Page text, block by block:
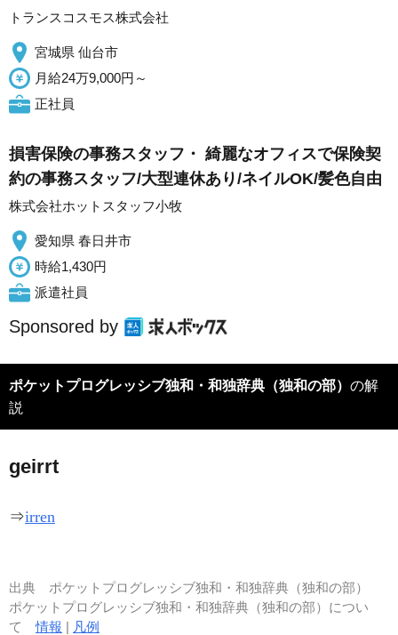
トランスコスモス株式会社
宮城県 仙台市
月給24万9,000円～
正社員
損害保険の事務スタッフ・ 綺麗なオフィスで保険契
約の事務スタッフ/大型連休あり/ネイルOK/髪色自由
株式会社ホットスタッフ小牧
愛知県 春日井市
時給1,430円
派遣社員
Sponsored by
ポケットプログレッシブ独和・和独辞典（独和の部） の解
説
geirrt
⇒irren
出典 ポケットプログレッシブ独和・和独辞典（独和の部）
ポケットプログレッシブ独和・和独辞典（独和の部）につい
て情報 | 凡例